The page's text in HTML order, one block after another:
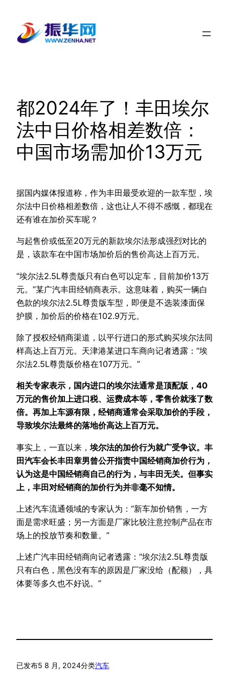
都2024年了！丰田埃尔
法中日价格相差数倍：
中国市场需加价13万元
据国内媒体报道称，作为丰田最受欢迎的一款车型，埃
尔法中日价格相差数倍，这也让人不得不感慨，都现在
还有谁在加价买车呢？
与起售价或低至20万元的新款埃尔法形成强烈对比的
是，该款车在中国市场加价后的售价高达上百万元。
“埃尔法2.5L尊贵版只有白色可以定车，目前加价13万
元。”某广汽丰田经销商表示。这意味着，购买一辆白
色款的埃尔法2.5L尊贵版车型，即便是不选装漆面保
护膜，加价后的价格在102.9万元。
除了授权经销商渠道，以平行进口的形式购买埃尔法同
样高达上百万元。天津港某进口车商向记者透露：“埃
尔法2.5L尊贵版价格在107万元。”
相关专家表示，国内进口的埃尔法通常是顶配版，40
万元的售价加上进口税、运费成本等，零售价就涨了数
倍。再加上车源有限，经销商通常会采取加价的手段，
导致埃尔法最终的落地价高达上百万元。
事实上，一直以来， 埃尔法的加价行为就广受争议。丰
田汽车会长丰田章男曾公开指责中国经销商加价行为，
认为这是中国经销商自己的行为，与丰田无关。但事实
上，丰田对经销商的加价行为并非毫不知情。
上述汽车流通领域的专家认为：“新车加价销售，一方
面是需求旺盛；另一方面是厂家比较注意控制产品在市
场上的投放节奏和数量。”
上述广汽丰田经销商向记者透露：“埃尔法2.5L尊贵版
只有白色，黑色没有车的原因是厂家没给（配额），具
体要等多久也不好说。”
已发布5 8 月, 2024分类汽车